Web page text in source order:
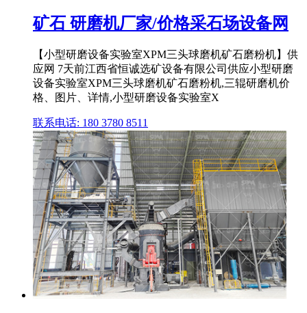
矿石 研磨机厂家/价格采石场设备网
【小型研磨设备实验室XPM三头球磨机矿石磨粉机】供
应网 7天前江西省恒诚选矿设备有限公司供应小型研磨
设备实验室XPM三头球磨机矿石磨粉机,三辊研磨机价
格、图片、详情,小型研磨设备实验室X
联系电话: 180 3780 8511